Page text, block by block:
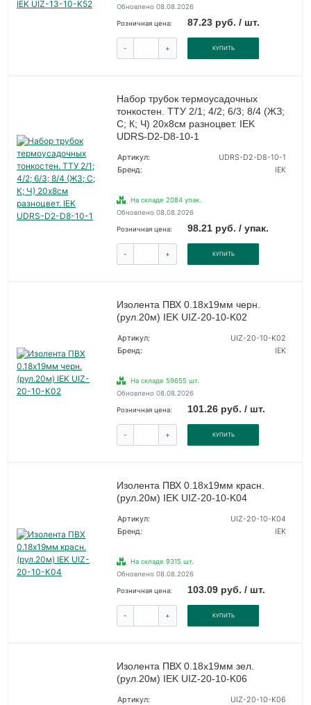
Обновлено 08.08.2026
Розничная цена: 87.23 руб. / шт.
- + КУПИТЬ
Набор трубок термоусадочных
тонкостен. ТТУ 2/1; 4/2; 6/3; 8/4 (ЖЗ;
С; К; Ч) 20х8см разноцвет. IEK
UDRS-D2-D8-10-1
Артикул:
UDRS-D2-D8-10-1
Бренд:
IEK
На складе 2084 упак.
Обновлено 08.08.2026
Розничная цена: 98.21 руб. / упак.
- + КУПИТЬ
Изолента ПВХ 0.18х19мм черн.
(рул.20м) IEK UIZ-20-10-K02
Артикул:
UIZ-20-10-K02
Бренд:
IEK
На складе 59655 шт.
Обновлено 08.08.2026
Розничная цена: 101.26 руб. / шт.
- + КУПИТЬ
Изолента ПВХ 0.18х19мм красн.
(рул.20м) IEK UIZ-20-10-K04
Артикул:
UIZ-20-10-K04
Бренд:
IEK
На складе 9315 шт.
Обновлено 08.08.2026
Розничная цена: 103.09 руб. / шт.
- + КУПИТЬ
Изолента ПВХ 0.18х19мм зел.
(рул.20м) IEK UIZ-20-10-K06
Артикул: UIZ-20-10-K06